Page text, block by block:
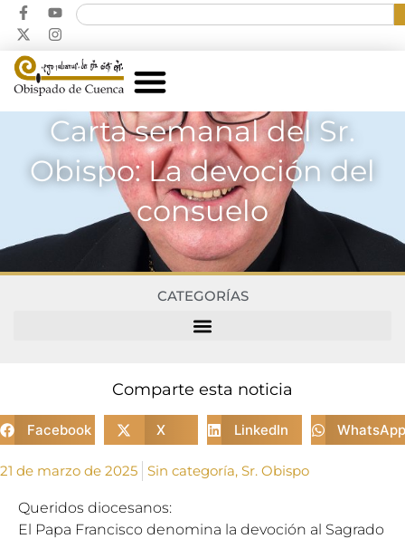
Carta semanal del Sr.
Obispo: La devoción del
consuelo
CATEGORÍAS
Comparte esta noticia
Facebook X LinkedIn WhatsApp
21 de marzo de 2025 Sin categoría, Sr. Obispo
Queridos diocesanos:
El Papa Francisco denomina la devoción al Sagrado